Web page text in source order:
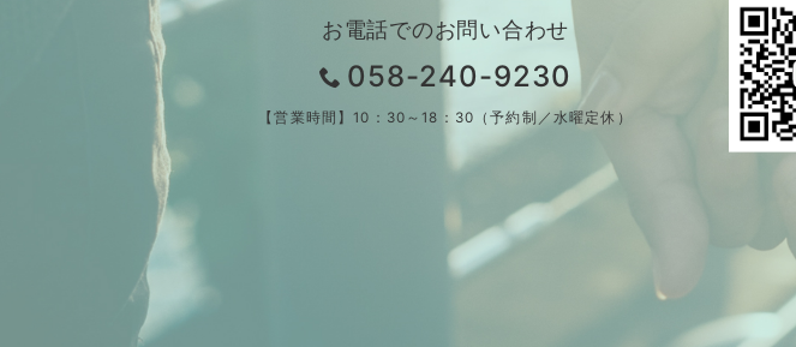
お電話でのお問い合わせ
058-240-9230
【営業時間】10：30～18：30（予約制／水曜定休）